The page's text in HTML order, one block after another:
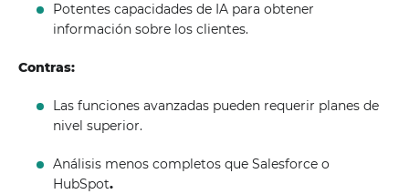
Potentes capacidades de IA para obtener
información sobre los clientes.
Contras:
Las funciones avanzadas pueden requerir planes de
nivel superior.
Análisis menos completos que Salesforce o
HubSpot.